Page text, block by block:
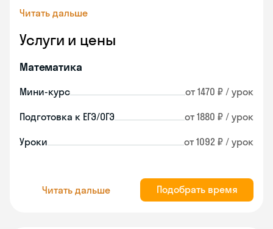
Читать дальше
Услуги и цены
Математика
Мини-курс от 1470 ₽ / урок
Подготовка к ЕГЭ/ОГЭ от 1880 ₽ / урок
Уроки от 1092 ₽ / урок
Читать дальше Подобрать время